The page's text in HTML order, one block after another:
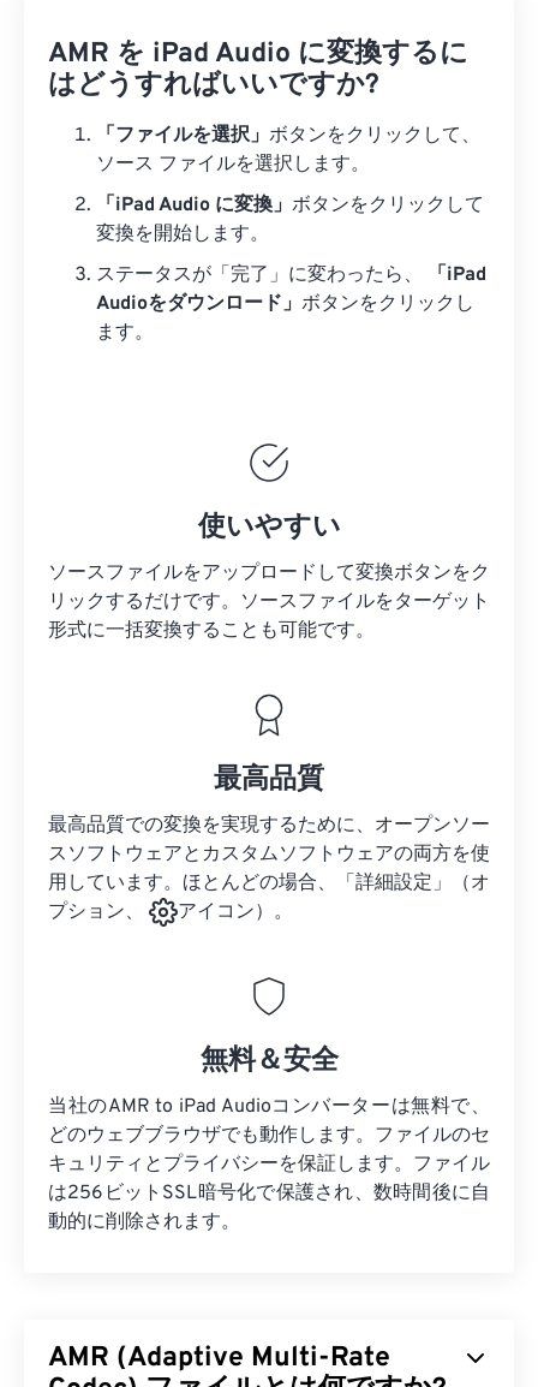
AMR を iPad Audio に変換するに
はどうすればいいですか?
「ファイルを選択」 ボタンをクリックして、
ソース ファイルを選択します。
「iPad Audio に変換」 ボタンをクリックして
変換を開始します。
ステータスが「完了」に変わったら、
「iPad
Audioをダウンロード」 ボタンをクリックし
ます。
使いやすい
ソースファイルをアップロードして変換ボタンをク
リックするだけです。 ソースファイルをターゲット
形式に一括変換することも可能です。
最高品質
最高品質での変換を実現するために、オープンソー
スソフトウェアとカスタムソフトウェアの両方を使
用しています。ほとんどの場合、「詳細設定」（オ
プション、
アイコン）。
無料＆安全
当社のAMR to iPad Audioコンバーターは無料で、
どのウェブブラウザでも動作します。ファイルのセ
キュリティとプライバシーを保証します。ファイル
は256ビットSSL暗号化で保護され、数時間後に自
動的に削除されます。
AMR (Adaptive Multi-Rate